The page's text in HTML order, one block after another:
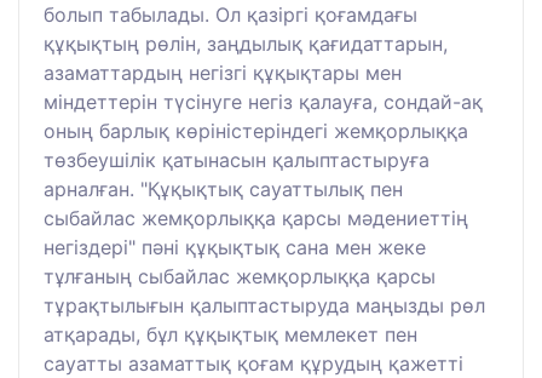
болып табылады. Ол қазіргі қоғамдағы
құқықтың рөлін, заңдылық қағидаттарын,
азаматтардың негізгі құқықтары мен
міндеттерін түсінуге негіз қалауға, сондай-ақ
оның барлық көріністеріндегі жемқорлыққа
төзбеушілік қатынасын қалыптастыруға
арналған. "Құқықтық сауаттылық пен
сыбайлас жемқорлыққа қарсы мәдениеттің
негіздері" пәні құқықтық сана мен жеке
тұлғаның сыбайлас жемқорлыққа қарсы
тұрақтылығын қалыптастыруда маңызды рөл
атқарады, бұл құқықтық мемлекет пен
сауатты азаматтық қоғам құрудың қажетті